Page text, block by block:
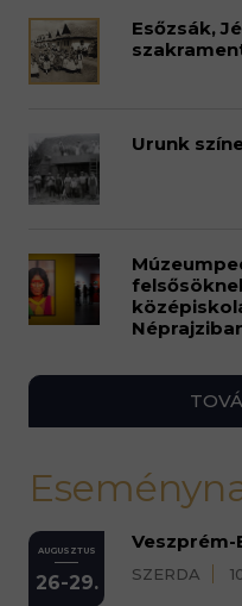
Esőzsák,
Urunk
AUGUSZTUS
26-29. SZERDA